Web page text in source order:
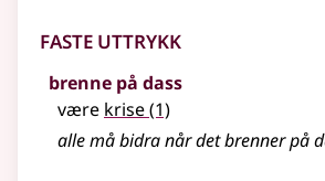
Faste uttrykk
brenne på dass
være krise(1)
alle må bidra når det brenner på